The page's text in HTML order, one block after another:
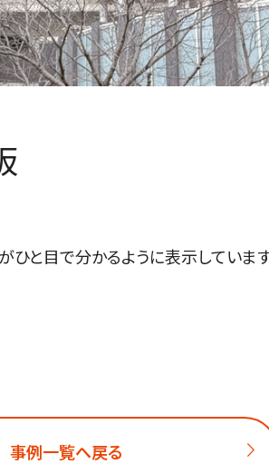
と目で分かるように表示しています
事例一覧へ戻る